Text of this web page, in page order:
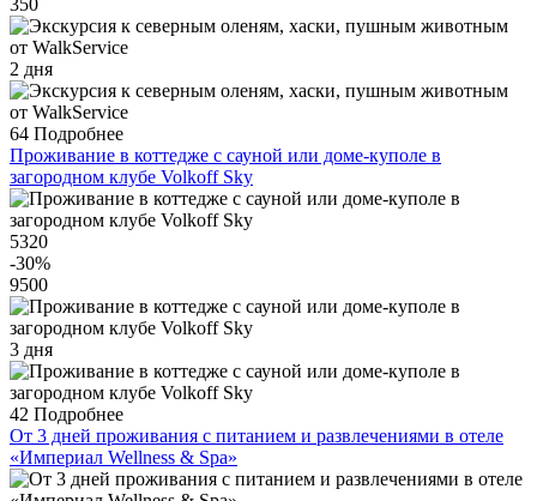
350
2 дня
64 Подробнее
Проживание в коттедже с сауной или доме-куполе в
загородном клубе Volkoff Sky
5320
-30%
9500
3 дня
42 Подробнее
От 3 дней проживания с питанием и развлечениями в отеле
«Империал Wellness & Spa»